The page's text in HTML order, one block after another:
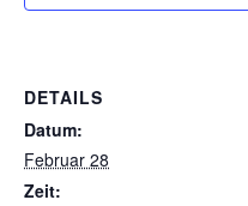
DETAILS
Datum:
Februar 28
Zeit: